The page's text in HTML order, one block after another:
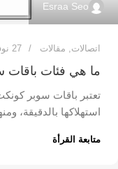
Esraa Seo
اتصالات, مقالات 27 نوفمبر 2022
ما هي فئات باقات
تعتبر باقات سوبر
استهلاكها بالدقيقة،
متابعة القرأة